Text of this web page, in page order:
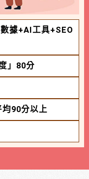
據+AI工具+SEO
」80分
90分以上